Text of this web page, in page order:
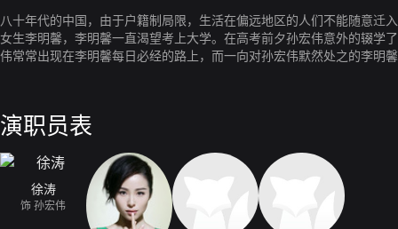
八十年代的中国，由于户籍制局限，生活在偏远地区的人们不能随意迁
女生李明馨，李明馨一直渴望考上大学。在高考前夕孙宏伟意外的辍学
伟常常出现在李明馨每日必经的路上，而一向对孙宏伟默然处之的李
演职员表
徐涛
饰 孙宏伟